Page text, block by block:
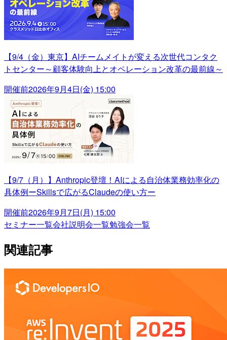
【9/4（金）東京】AIチームメイトが変える次世代コンタク
トセンター～顧客体験向上とオペレーション改革の最前線～
開催前2026年9月4日(金) 15:00
【9/7（月）】Anthropic登壇！AIによる自治体業務効率化の
具体例ーSkillsで広がるClaudeの使い方ー
開催前2026年9月7日(月) 15:00
セミナー一覧会社説明会一覧勉強会一覧
関連記事